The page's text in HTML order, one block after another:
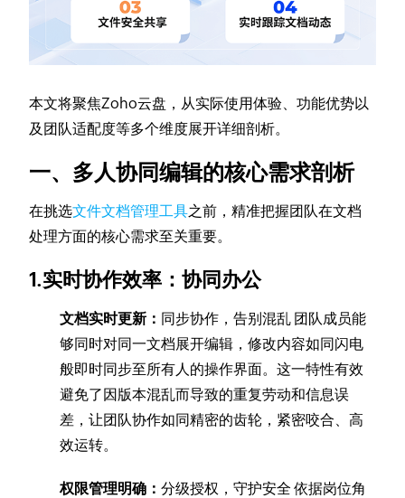
本文将聚焦Zoho云盘，从实际使用体验、功能优势以
及团队适配度等多个维度展开详细剖析。
一、多人协同编辑的核心需求剖析
在挑选文件文档管理工具之前，精准把握团队在文档
处理方面的核心需求至关重要。
1.实时协作效率：协同办公
文档实时更新： 同步协作，告别混乱 团队成员能
够同时对同一文档展开编辑，修改内容如同闪电
般即时同步至所有人的操作界面。这一特性有效
避免了因版本混乱而导致的重复劳动和信息误
差，让团队协作如同精密的齿轮，紧密咬合、高
效运转。
权限管理明确：分级授权，守护安全 依据岗位角